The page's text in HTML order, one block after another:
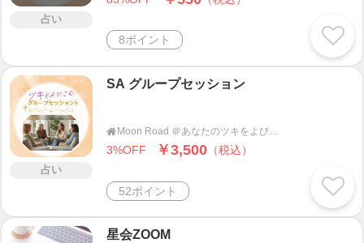
占い
8ポイント
占い
SA グループセッション
 Moon Road ＠あなたのツキをよびこむ 月よみ師®いき〜占い・カウンセリング〜
3%OFF ￥3,500 （税込）
52ポイント
星会ZOOM